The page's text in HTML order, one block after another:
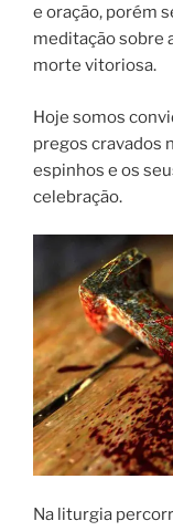
e oração, porém
meditação sobre
morte vitoriosa.
Hoje somos
pregos cravados
espinhos e os
celebração.
Na liturgia